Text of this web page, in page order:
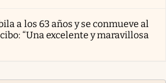
a los 63 años y se conmueve al
“Una excelente y maravillosa